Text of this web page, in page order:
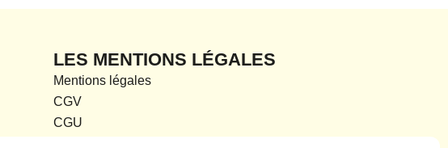
LES MENTIONS LÉGALES
Mentions légales
CGV
CGU